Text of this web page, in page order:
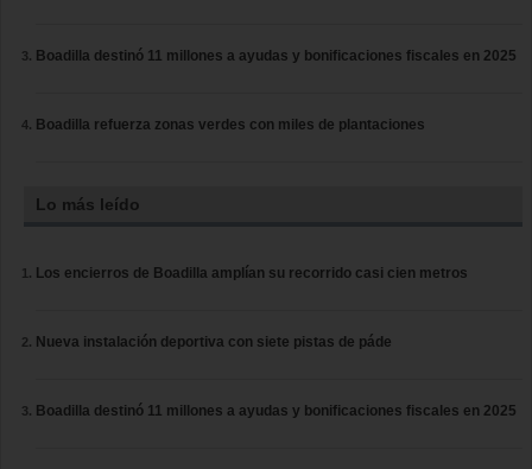
Boadilla destinó 11 millones a ayudas y bonificaciones fiscales en 2025
Boadilla refuerza zonas verdes con miles de plantaciones
Lo más leído
Los encierros de Boadilla amplían su recorrido casi cien metros
Nueva instalación deportiva con siete pistas de páde
Boadilla destinó 11 millones a ayudas y bonificaciones fiscales en 2025